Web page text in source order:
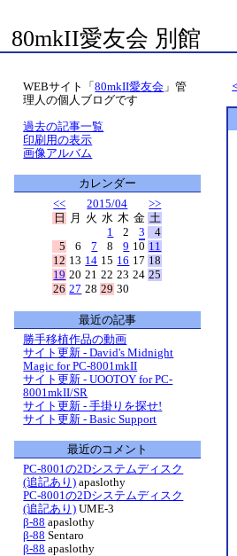
80mkII愛友会 別館
WEBサイト「80mkII愛友会 」管
理人の個人ブログです
過去の記事一覧
印刷用の表示
画像アルバム
カレンダー
<<
2015/04
>>
日
月 火 水 木 金 土
1
2 3
4
5
6 7 8 9 10 11
12 13 14 15 16 17 18
19 20 21 22 23 24 25
26 27 28 29 30
最近の記事
勝手移植作品の動画
サイト更新 - David's Midnight
Magic for PC-8001mkII
サイト更新 - UOOTOY for PC-
8001mkII/SR
サイト更新 - 手掛りを探せ!
サイト更新 - Basic Support
最近のコメント
PC-8001の2Dシステムディスク
(追記あり) apaslothy
PC-8001の2Dシステムディスク
(追記あり) UME-3
β-88 apaslothy
β-88 Sentaro
β-88 apaslothy